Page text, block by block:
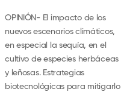
OPINIÓN- El impacto de los
nuevos escenarios climáticos,
en especial la sequía, en el
cultivo de especies herbáceas
y leñosas. Estrategias
biotecnológicas para mitigarlo